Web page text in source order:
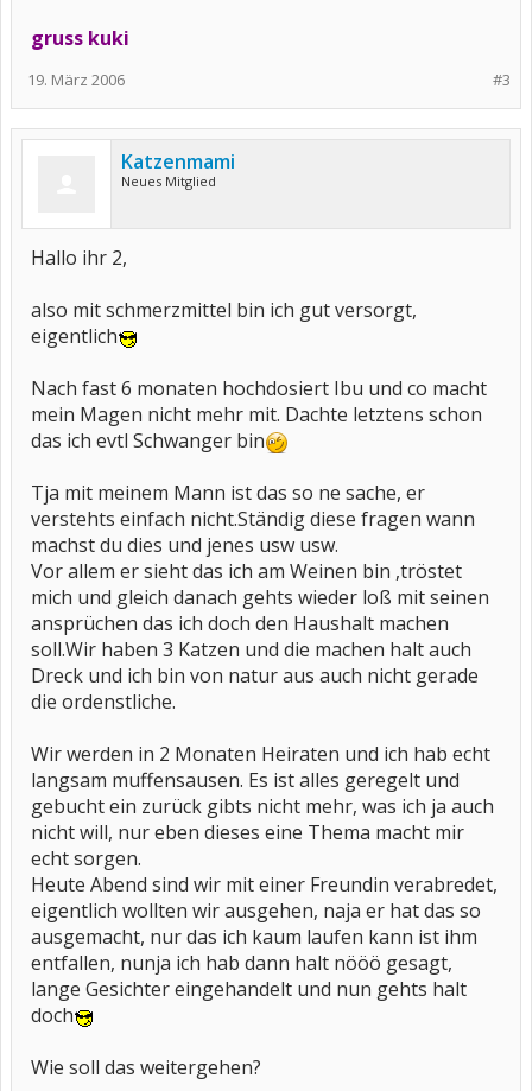
gruss kuki
#3
19. März 2006
Katzenmami
Neues Mitglied
Hallo ihr 2,
also mit schmerzmittel bin ich gut versorgt,
eigentlich
Nach fast 6 monaten hochdosiert Ibu und co macht
mein Magen nicht mehr mit. Dachte letztens schon
das ich evtl Schwanger bin
Tja mit meinem Mann ist das so ne sache, er
verstehts einfach nicht.Ständig diese fragen wann
machst du dies und jenes usw usw.
Vor allem er sieht das ich am Weinen bin ,tröstet
mich und gleich danach gehts wieder loß mit seinen
ansprüchen das ich doch den Haushalt machen
soll.Wir haben 3 Katzen und die machen halt auch
Dreck und ich bin von natur aus auch nicht gerade
die ordenstliche.
Wir werden in 2 Monaten Heiraten und ich hab echt
langsam muffensausen. Es ist alles geregelt und
gebucht ein zurück gibts nicht mehr, was ich ja auch
nicht will, nur eben dieses eine Thema macht mir
echt sorgen.
Heute Abend sind wir mit einer Freundin verabredet,
eigentlich wollten wir ausgehen, naja er hat das so
ausgemacht, nur das ich kaum laufen kann ist ihm
entfallen, nunja ich hab dann halt nööö gesagt,
lange Gesichter eingehandelt und nun gehts halt
doch
Wie soll das weitergehen?